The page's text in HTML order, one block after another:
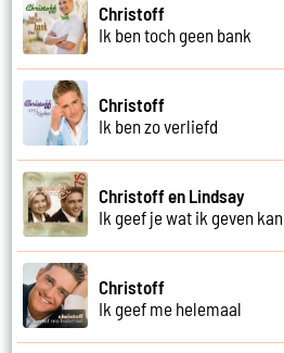
Christoff
Ik ben toch geen bank
Christoff
Ik ben zo verliefd
Christoff en Lindsay
Ik geef je wat ik geven kan
Christoff
Ik geef me helemaal